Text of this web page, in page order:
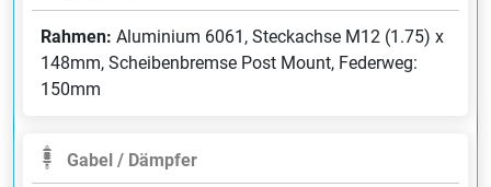
Rahmen: Aluminium 6061, Steckachse M12 (1.75) x
148mm, Scheibenbremse Post Mount, Federweg:
150mm
Gabel / Dämpfer